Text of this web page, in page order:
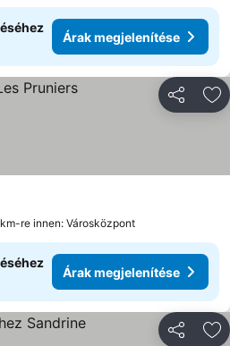
Árak megjelenítése
re innen: Városközpont
Árak megjelenítése